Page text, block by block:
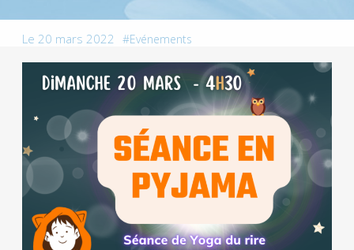
Le 20 mars 2022 Evénements